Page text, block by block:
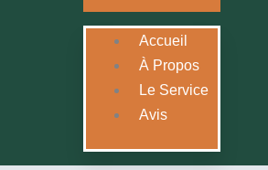
Accueil
À Propos
Le Service
Avis